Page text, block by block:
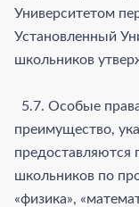
Университетом
Установленный
школьников
5.7. Особые
преимущество,
предоставляются
школьников по
«физика»,